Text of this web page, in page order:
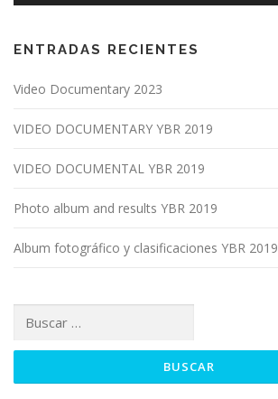
ENTRADAS RECIENTES
Video Documentary 2023
VIDEO DOCUMENTARY YBR 2019
VIDEO DOCUMENTAL YBR 2019
Photo album and results YBR 2019
Album fotográfico y clasificaciones YBR 2019